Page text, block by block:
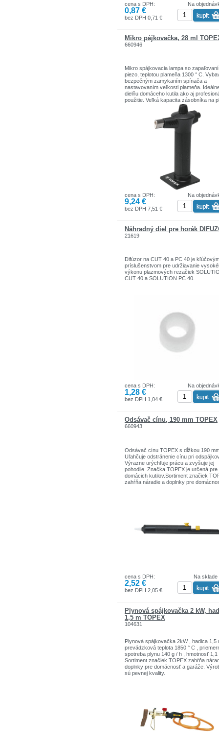
Na
cena s DPH:
0,87 €
bez DPH 0,71 €
Mikro pájkovačka, 28 ml
660946
Mikro spájkovacia lampa so
piezo, teplotou plameňa 1300 ° C.
bezpečným zamykaním spínača a
nastavovaním veľkosti plameňa.
dielňu domáceho kutila ako aj
použitie. Veľká kapacita zásobníka na
28 ml. Ergonomický tvar zvyšuje
práce. Značka TOPEX je určená pre
domácich kutilov.Sortiment značiek
zahŕňa náradie a doplnky pre
garáže. Výrobky sú pevnej kvality.
Na
cena s DPH:
9,24 €
bez DPH 7,51 €
Náhradný diel pre horák
21619
Difúzor na CUT 40 a PC 40 je
príslušenstvom pre udržiavanie
výkonu plazmových rezačiek
CUT 40 a SOLUTION PC 40.
Na
cena s DPH:
1,28 €
bez DPH 1,04 €
Odsávač cínu, 190 mm TOPEX
660943
Odsávač cínu TOPEX s dĺžkou 190
Uľahčuje odstránenie cínu pri
Výrazne urýchľuje prácu a zvyšuje jej
pohodlie. Značka TOPEX je určená pre
domácich kutilov.Sortiment značiek
zahŕňa náradie a doplnky pre
Na sklade
cena s DPH:
2,52 €
bez DPH 2,05 €
Plynová spájkovačka 2 kW,
1,5 m TOPEX
104631
Plynová spájkovačka 2kW , hadica 1,5
prevádzková teplota 1850 ° C ,
spotreba plynu 140 g / h , hmotnosť 1,1
Sortiment značiek TOPEX zahŕňa
doplnky pre domácnosť a garáže.
sú pevnej kvality.